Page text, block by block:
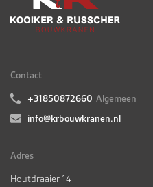
Contact
+31850872660 Algemeen
info@krbouwkranen.nl
Adres
Houtdraaier 14